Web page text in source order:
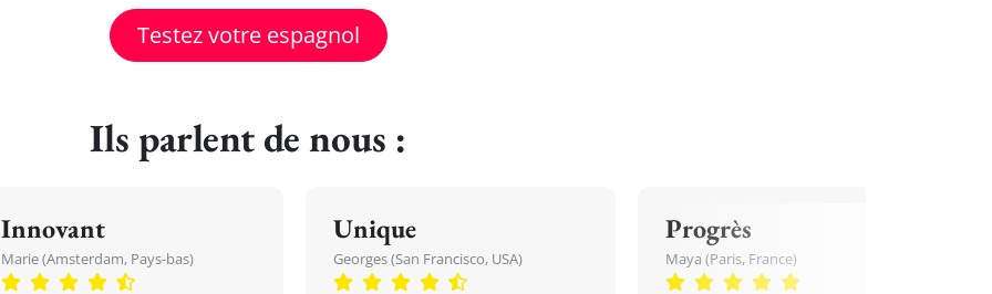
Testez votre espagnol
Ils parlent de nous :
Innovant
Marie (Amsterdam, Pays-bas)
Unique
Georges (San Francisco, USA)
Progrès
Maya (Paris, France)